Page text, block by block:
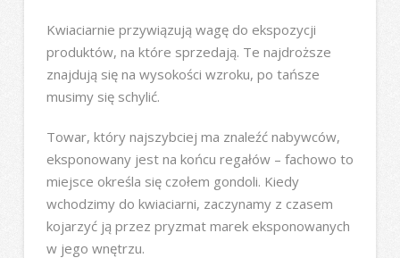
Kwiaciarnie przywiązują wagę do ekspozycji
produktów, na które sprzedają. Te najdroższe
znajdują się na wysokości wzroku, po tańsze
musimy się schylić.
Towar, który najszybciej ma znaleźć nabywców,
eksponowany jest na końcu regałów – fachowo to
miejsce określa się czołem gondoli. Kiedy
wchodzimy do kwiaciarni, zaczynamy z czasem
kojarzyć ją przez pryzmat marek eksponowanych
w jego wnętrzu.